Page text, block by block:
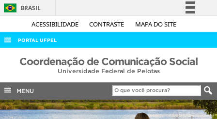
ACESSIBILIDADE CONTRASTE MAPA DO SITE
BRASIL
Simplifique!
Acesso à informação
Legislação
Canais
PORTAL UFPEL
ACESSO À INFORMAÇÃO
COBALTO
CONCURSOS
Coordenação de Comunicação Social
Universidade Federal de Pelotas
MENU